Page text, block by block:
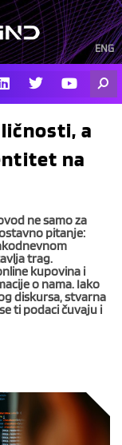
ENG
L
i
n
e
i
T
w
i
t
r
Y
o
u
u
e
a
na
ne samo za
pitanje:
trag.
kupovina i
o nama. Iako
diskursa, stvarna
ti podaci čuvaju i